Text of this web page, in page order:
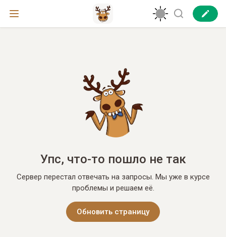
Упс, что-то пошло не так
Сервер перестал отвечать на запросы. Мы уже в курсе
проблемы и решаем её.
Обновить страницу